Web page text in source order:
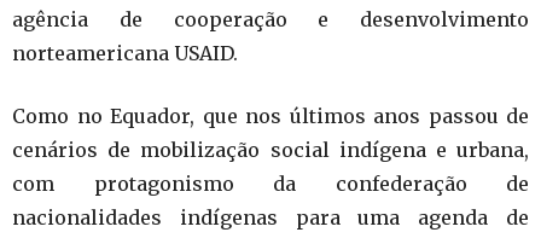
agência de cooperação e desenvolvimento
norteamericana USAID.
Como no Equador, que nos últimos anos passou de
cenários de mobilização social indígena e urbana,
com protagonismo da confederação de
nacionalidades indígenas para uma agenda de